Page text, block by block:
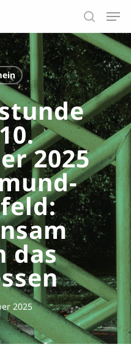
2025
das
2025
Close
Menu